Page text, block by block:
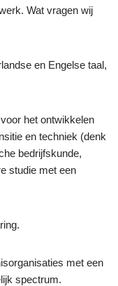
Wat vragen wij
en Engelse taal,
het ontwikkelen
en techniek (denk
bedrijfskunde,
studie met een
met een
spectrum.